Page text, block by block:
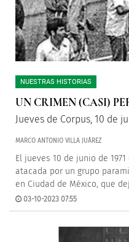
NUESTRAS HISTORIAS
UN CRIMEN (CASI)
Jueves de Corpus, 10 de
MARCO ANTONIO VILLA JUÁREZ
El jueves 10 de junio de
atacada por un grupo
en Ciudad de México, que
03-10-2023 07:55